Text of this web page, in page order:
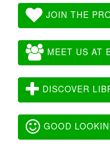
JOIN THE
MEET US AT
DISCOVER
GOOD